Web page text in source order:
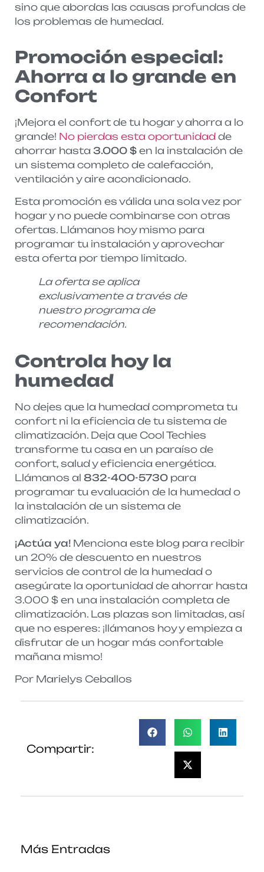
sino que abordas las causas profundas de
los problemas de humedad.
Promoción especial:
Ahorra a lo grande en
Confort
¡Mejora el confort de tu hogar y ahorra a lo
grande! No pierdas esta oportunidad de
ahorrar hasta 3.000 $ en la instalación de
un sistema completo de calefacción,
ventilación y aire acondicionado.
Esta promoción es válida una sola vez por
hogar y no puede combinarse con otras
ofertas. Llámanos hoy mismo para
programar tu instalación y aprovechar
esta oferta por tiempo limitado.
La oferta se aplica
exclusivamente a través de
nuestro programa de
recomendación.
Controla hoy la
humedad
No dejes que la humedad comprometa tu
confort ni la eficiencia de tu sistema de
climatización. Deja que Cool Techies
transforme tu casa en un paraíso de
confort, salud y eficiencia energética.
Llámanos al 832-400-5730 para
programar tu evaluación de la humedad o
la instalación de un sistema de
climatización.
¡Actúa ya! Menciona este blog para recibir
un 20% de descuento en nuestros
servicios de control de la humedad o
asegúrate la oportunidad de ahorrar hasta
3.000 $ en una instalación completa de
climatización. Las plazas son limitadas, así
que no esperes: ¡llámanos hoy y empieza a
disfrutar de un hogar más confortable
mañana mismo!
Por Marielys Ceballos
Compartir:
Más Entradas